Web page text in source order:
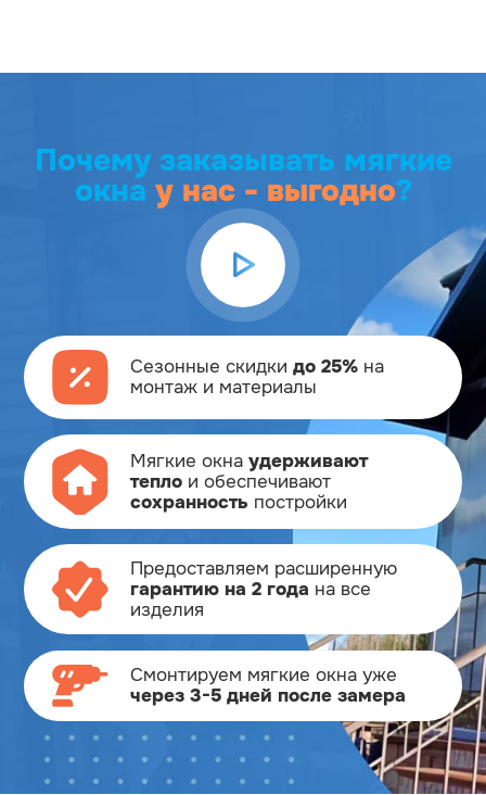
Почему заказывать мягкие
окна у нас - выгодно?
Сезонные скидки до 25% на
монтаж и материалы
Мягкие окна удерживают
теплои обеспечивают
сохранность постройки
Предоставляем расширенную
гарантию на 2 года на все
изделия
Смонтируем мягкие окна уже
через 3-5 дней после замера